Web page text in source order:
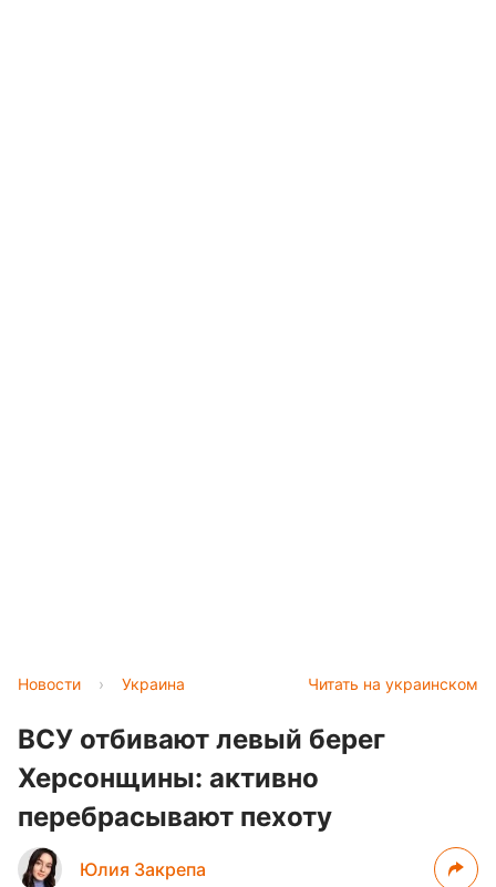
Читать на украинском
Новости › Украина
ВСУ отбивают левый берег
Херсонщины: активно
перебрасывают пехоту
Юлия Закрепа